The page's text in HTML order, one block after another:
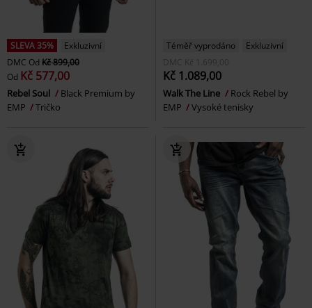
SLEVA 35%
Exkluzivní
DMC Od Kč 899,00
Od Kč 577,00
Rebel Soul
Black Premium by
EMP
Tričko
Téměř vyprodáno
Exkluzivní
DMC
Kč 1.699,00
Kč 1.089,00
Walk The Line
Rock Rebel by
EMP
Vysoké tenisky